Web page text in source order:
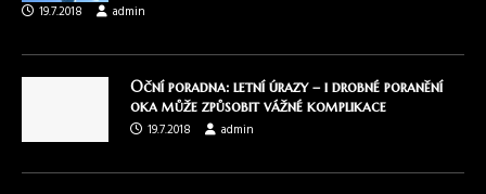
19.7.2018
admin
Oční poradna: letní úrazy – i drobné poranění
oka může způsobit vážné komplikace
19.7.2018
admin